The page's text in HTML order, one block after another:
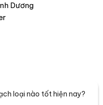
Dương
loại nào tốt hiện nay?